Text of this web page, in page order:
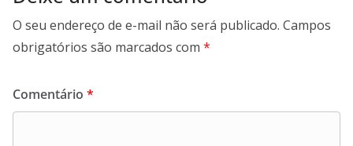
O seu endereço de e-mail não será publicado. Campos
obrigatórios são marcados com *
Comentário *